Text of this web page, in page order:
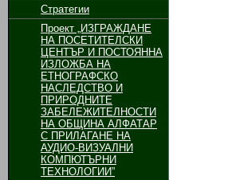
Стратегии
Проект „ИЗГРАЖДАНЕ
НА ПОСЕТИТЕЛСКИ
ЦЕНТЪР И ПОСТОЯННА
ИЗЛОЖБА НА
ЕТНОГРАФСКО
НАСЛЕДСТВО И
ПРИРОДНИТЕ
ЗАБЕЛЕЖИТЕЛНОСТИ
НА ОБЩИНА АЛФАТАР
С ПРИЛАГАНЕ НА
АУДИО-ВИЗУАЛНИ
КОМПЮТЪРНИ
ТЕХНОЛОГИИ”